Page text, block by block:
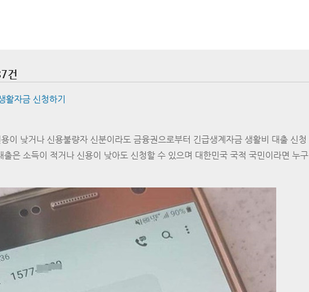
건
활자금 신청하기
이 낮거나 신용불량자 신분이라도 금융권으로부터 긴급생계자금 생활비 대출 신청
은 소득이 적거나 신용이 낮아도 신청할 수 있으며 대한민국 국적 국민이라면 누구